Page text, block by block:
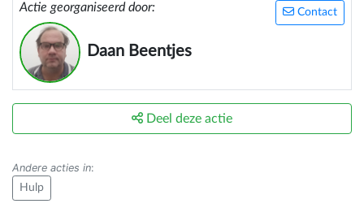
Contact
Actie georganiseerd door:
Daan Beentjes
Deel deze actie
Andere acties in:
Hulp